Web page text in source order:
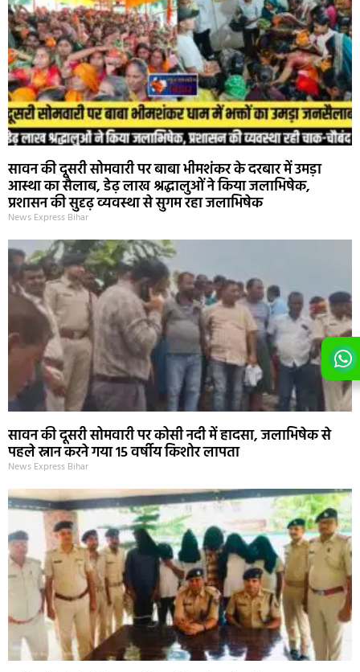
सावन की दूसरी सोमवारी पर बाबा भीमशंकर के दरबार में उमड़ा
आस्था का सैलाब, डेढ़ लाख श्रद्धालुओं ने किया जलाभिषेक,
प्रशासन की सुदृढ़ व्यवस्था से सुगम रहा जलाभिषेक
News Express Bihar
सावन की दूसरी सोमवारी पर कोसी नदी में हादसा, जलाभिषेक से
पहले स्नान करने गया 15 वर्षीय किशोर लापता
News Express Bihar